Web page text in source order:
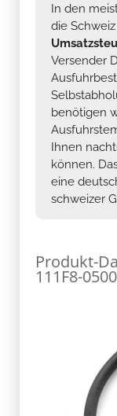
In den
die
Versender
benötigen
Ihnen
können.
eine
schweizer
Produkt-
111F8-